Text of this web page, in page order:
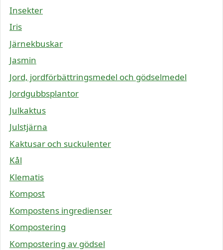
Insekter
Iris
Järnekbuskar
Jasmin
Jord, jordförbättringsmedel och gödselmedel
Jordgubbsplantor
Julkaktus
Julstjärna
Kaktusar och suckulenter
Kål
Klematis
Kompost
Kompostens ingredienser
Kompostering
Kompostering av gödsel